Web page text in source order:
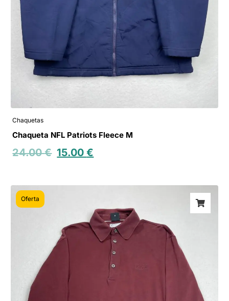
Chaquetas
Chaqueta NFL Patriots Fleece M
24.00€ 15.00€
Oferta